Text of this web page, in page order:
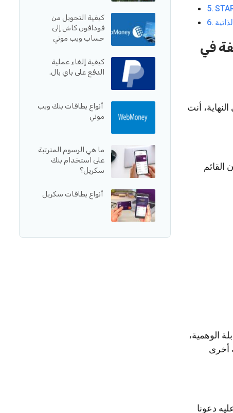
في
أنت
القائم
الوهمية،
أخرى
دعونا
كيفية التحويل من
فودافون كاش إلى
حساب ويب موني
كيفية إلغاء عملية
الدفع على باي بال.
أنواع بطاقات بنك ويب
موني
ما هي الرسوم المترتبة
على استخدام بنك
سكريل؟
أنواع بطاقات سكريل